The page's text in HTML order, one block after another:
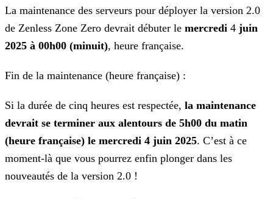
La maintenance des serveurs pour déployer la version 2.0
de Zenless Zone Zero devrait débuter le mercredi 4 juin
2025 à 00h00 (minuit), heure française.
Fin de la maintenance (heure française) :
Si la durée de cinq heures est respectée, la maintenance
devrait se terminer aux alentours de 5h00 du matin
(heure française) le mercredi 4 juin 2025. C’est à ce
moment-là que vous pourrez enfin plonger dans les
nouveautés de la version 2.0 !